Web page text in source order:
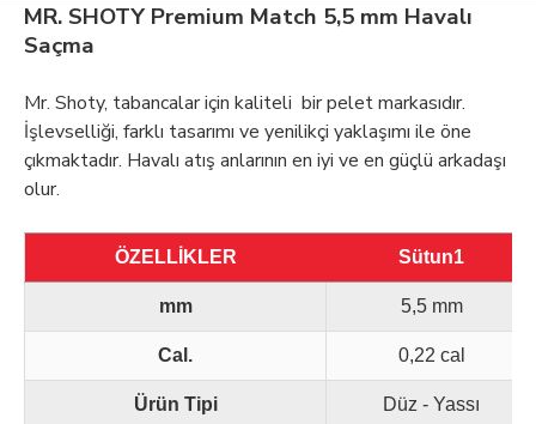
MR. SHOTY Premium Match 5,5 mm Havalı
Saçma
Mr. Shoty, tabancalar için kaliteli bir pelet markasıdır.
İşlevselliği, farklı tasarımı ve yenilikçi yaklaşımı ile öne
çıkmaktadır. Havalı atış anlarının en iyi ve en güçlü arkadaşı
olur.
ÖZELLİKLER Sütun1
mm 5,5 mm
Cal. 0,22 cal
Ürün Tipi Düz - Yassı